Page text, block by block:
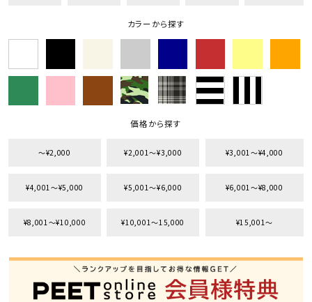
サイズ
M
29inc
30inc
40inc
KIDS
カラーから探す
価格から探す
〜¥2,000 ¥2,001〜¥3,000 ¥3,001〜¥4,000
¥4,001〜¥5,000 ¥5,001〜¥6,000 ¥6,001〜¥8,000
¥8,001〜¥10,000 ¥10,001〜15,000 ¥15,001〜